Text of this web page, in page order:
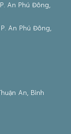
An Phú Đông,
An Phú Đông,
An, Bình